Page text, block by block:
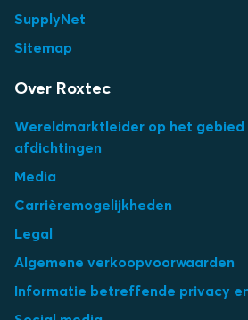
SupplyNet
Sitemap
Over Roxtec
Wereldmarktleider op het gebied
afdichtingen
Media
Carrièremogelijkheden
Legal
Algemene verkoopvoorwaarden
Informatie betreffende privacy